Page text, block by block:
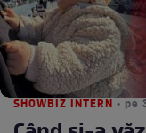
SHOWBIZ INTERN • pe